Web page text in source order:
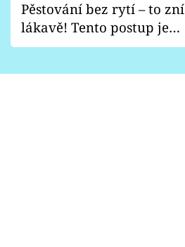
Pěstování bez rytí – to zní
lákavě! Tento postup je
vhodný jen pro některé